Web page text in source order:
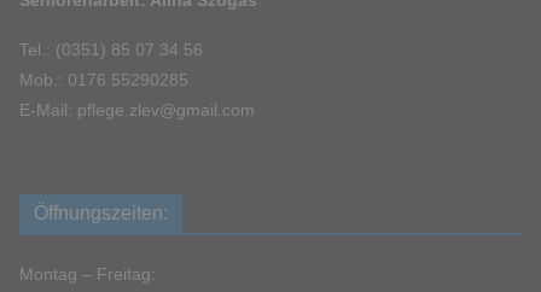
Tel.: (0351) 85 07 34 56
Mob.: 0176 55290285
E-Mail: pflege.zlev@gmail.com
Öffnungszeiten:
Montag – Freitag: